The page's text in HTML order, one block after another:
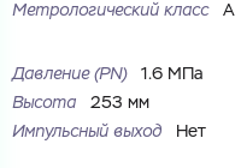
Купить как физ. лицо
Имя
Имя
Метрологический класс
A
Давление (PN)
1.6 МПа
Высота
253 мм
Импульсный выход
Нет